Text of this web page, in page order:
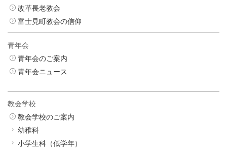
改革長老教会
富士見町教会の信仰
青年会
青年会のご案内
青年会ニュース
教会学校
教会学校のご案内
幼稚科
小学生科（低学年）